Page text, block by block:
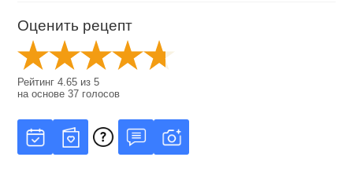
Оценить рецепт
Рейтинг4.65 из5
на основе37 голосов